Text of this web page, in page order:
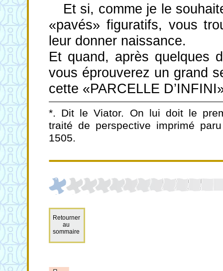
Et si, comme je le
«pavés» figuratifs, vous
leur donner naissance.
Et quand, après quelques
vous éprouverez un grand
cette «PARCELLE
*. Dit le Viator. On lui doit le
traité de perspective imprimé
1505.
Retourner
au
sommaire